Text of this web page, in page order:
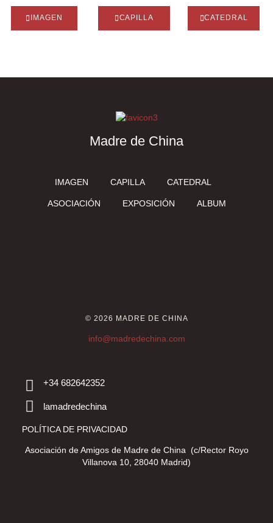
IMAGEN CAPILLA CATEDRAL
Madre de China
IMAGEN CAPILLA CATEDRAL
ASOCIACIÓN EXPOSICIÓN ALBUM
© 2026 MADRE DE CHINA
info@madredechina.com
+34 682642352
lamadredechina
POLÍTICA DE PRIVACIDAD
Asociación de Amigos de Madre de China (c/Rector Royo
Villanova 10, 28040 Madrid)